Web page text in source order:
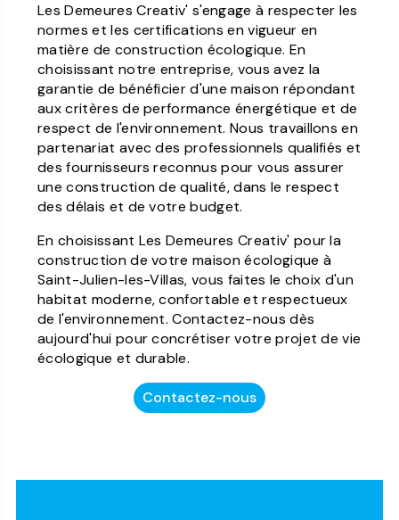
Les Demeures Creativ' s'engage à respecter les
normes et les certifications en vigueur en
matière de construction écologique. En
choisissant notre entreprise, vous avez la
garantie de bénéficier d'une maison répondant
aux critères de performance énergétique et de
respect de l'environnement. Nous travaillons en
partenariat avec des professionnels qualifiés et
des fournisseurs reconnus pour vous assurer
une construction de qualité, dans le respect
des délais et de votre budget.
En choisissant Les Demeures Creativ' pour la
construction de votre maison écologique à
Saint-Julien-les-Villas, vous faites le choix d'un
habitat moderne, confortable et respectueux
de l'environnement. Contactez-nous dès
aujourd'hui pour concrétiser votre projet de vie
écologique et durable.
Contactez-nous